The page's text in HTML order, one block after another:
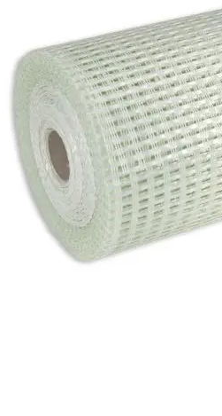
спец. растворы
гвозди, пена
шурупы
и оборудование
ленты
серпянки